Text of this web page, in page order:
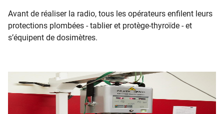
Avant de réaliser la radio, tous les opérateurs enfilent leurs
protections plombées - tablier et protège-thyroïde - et
s’équipent de dosimètres.